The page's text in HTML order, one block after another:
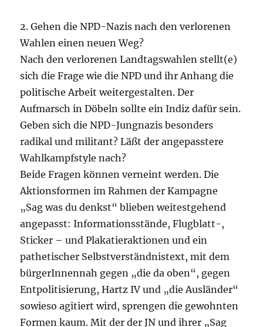
2. Gehen die NPD-Nazis nach den verlorenen
Wahlen einen neuen Weg?
Nach den verlorenen Landtagswahlen stellt(e)
sich die Frage wie die NPD und ihr Anhang die
politische Arbeit weitergestalten. Der
Aufmarsch in Döbeln sollte ein Indiz dafür sein.
Geben sich die NPD-Jungnazis besonders
radikal und militant? Läßt der angepasstere
Wahlkampfstyle nach?
Beide Fragen können verneint werden. Die
Aktionsformen im Rahmen der Kampagne
„Sag was du denkst“ blieben weitestgehend
angepasst: Informationsstände, Flugblatt-,
Sticker – und Plakatieraktionen und ein
pathetischer Selbstverständnistext, mit dem
bürgerInnennah gegen „die da oben“, gegen
Entpolitisierung, Hartz IV und „die Ausländer“
sowieso agitiert wird, sprengen die gewohnten
Formen kaum. Mit der der JN und ihrer „Sag